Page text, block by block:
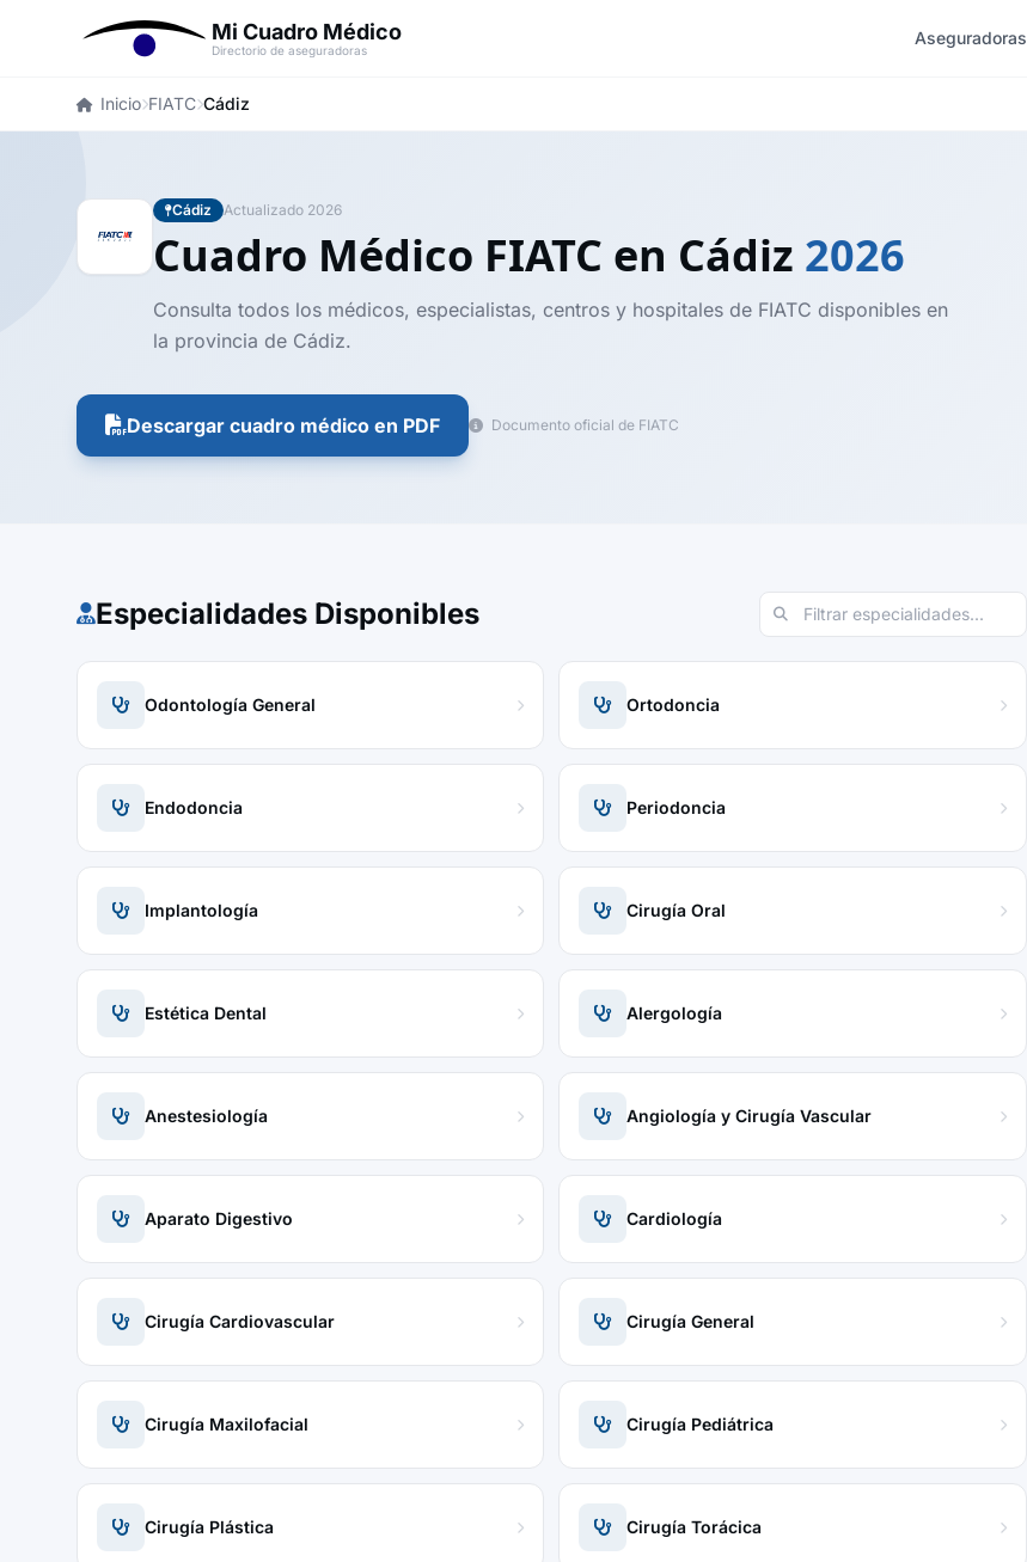
Mi Cuadro Médico
Directorio de aseguradoras
Aseguradoras
Inicio FIATC Cádiz
Cádiz Actualizado 2026
Cuadro Médico FIATC en Cádiz 2026
Consulta todos los médicos, especialistas, centros y hospitales de FIATC disponibles en
la provincia de Cádiz.
Descargar cuadro médico en PDF Documento oficial de FIATC
Especialidades Disponibles
Odontología General Ortodoncia
Endodoncia Periodoncia
Implantología Cirugía Oral
Estética Dental Alergología
Anestesiología Angiología y Cirugía Vascular
Aparato Digestivo Cardiología
Cirugía Cardiovascular Cirugía General
Cirugía Maxilofacial Cirugía Pediátrica
Cirugía Plástica Cirugía Torácica